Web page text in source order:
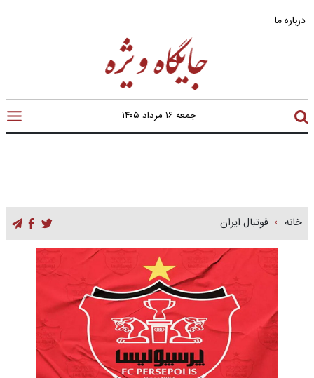
درباره ما
جمعه ۱۶ مرداد ۱۴۰۵
خانه فوتبال ایران